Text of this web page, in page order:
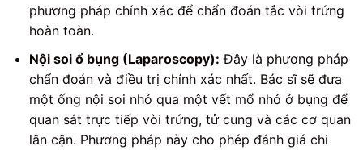
phương pháp chính xác để chẩn đoán tắc vòi trứng
hoàn toàn.
Nội soi ổ bụng (Laparoscopy): Đây là phương pháp
chẩn đoán và điều trị chính xác nhất. Bác sĩ sẽ đưa
một ống nội soi nhỏ qua một vết mổ nhỏ ở bụng để
quan sát trực tiếp vòi trứng, tử cung và các cơ quan
lân cận. Phương pháp này cho phép đánh giá chi